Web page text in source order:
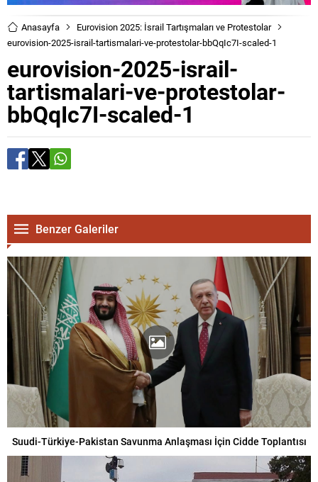
Anasayfa
Eurovision 2025: İsrail Tartışmaları ve Protestolar
eurovision-2025-israil-tartismalari-ve-protestolar-bbQqIc7I-scaled-1
eurovision-2025-israil-
tartismalari-ve-protestolar-
bbQqIc7I-scaled-1
Benzer Galeriler
Suudi-Türkiye-Pakistan Savunma Anlaşması İçin Cidde Toplantısı